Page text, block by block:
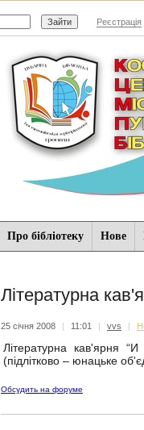
Реєстрація
Про бібліотеку Нове
Літературна
25 січня 2008 | 11:01 | vvs |
Літературна кав'ярня
(підлітково – юнацьке
Обсудить на форуме